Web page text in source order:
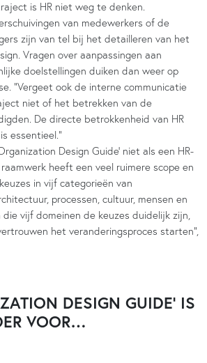
is HR niet weg te denken.
van medewerkers of de
zijn van tel bij het detailleren van het
Vragen over aanpassingen aan
doelstellingen duiken dan weer op
“Vergeet ook de interne communicatie
niet of het betrekken van de
De directe betrokkenheid van HR
essentieel.”
Design Guide’ niet als een HR-
heeft een veel ruimere scope en
in vijf categorieën van
processen, cultuur, mensen en
die vijf domeinen de keuzes duidelijk zijn,
het veranderingsproces starten”,
DESIGN GUIDE’ IS
VOOR…